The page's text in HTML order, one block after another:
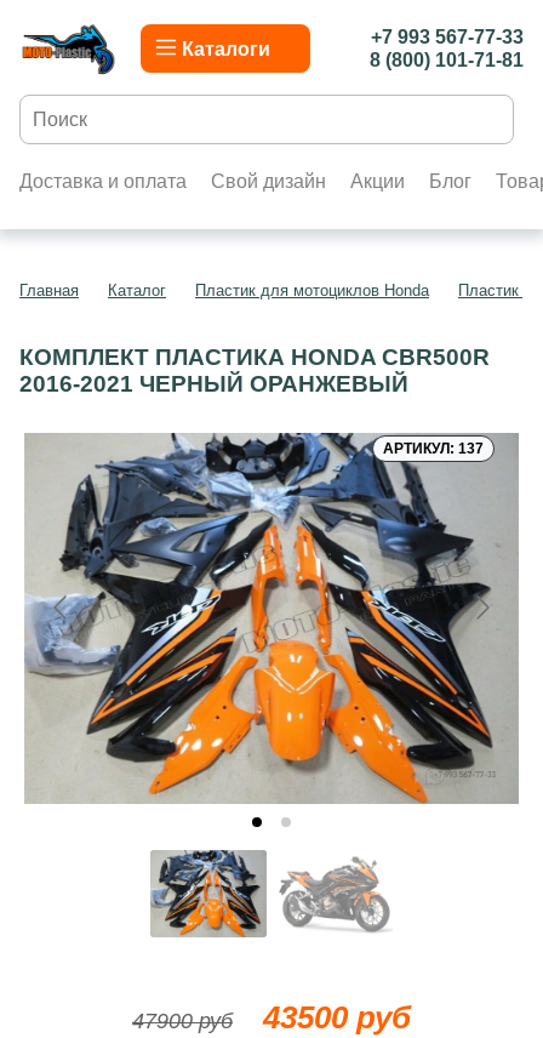
Каталоги
+7 993 567-77-33
8 (800) 101-71-81
Доставка и оплата Свой дизайн Акции Блог
Главная Каталог Пластик для мотоциклов Honda Пластик
КОМПЛЕКТ ПЛАСТИКА HONDA CBR500R
2016-2021 ЧЕРНЫЙ ОРАНЖЕВЫЙ
АРТИКУЛ: 137
47900 руб 43500 руб